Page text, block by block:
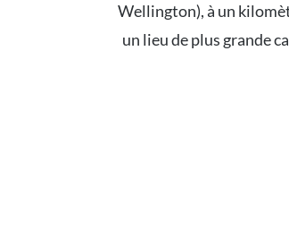
Wellington), à un
un lieu de plus grande